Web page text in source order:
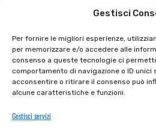
Gestisci
Per fornire le migliori esperienze,
per memorizzare e/o accedere alle
consenso a queste tecnologie ci
comportamento di navigazione o ID unici
acconsentire o ritirare il consenso può
alcune caratteristiche e funzioni.
Gestisci servizi
Privacy policy
Cookie policy